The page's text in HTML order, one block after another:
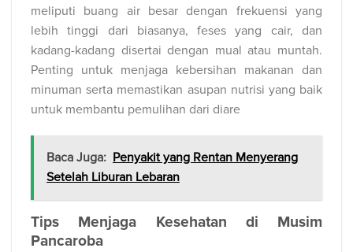
meliputi buang air besar dengan frekuensi yang
lebih tinggi dari biasanya, feses yang cair, dan
kadang-kadang disertai dengan mual atau muntah.
Penting untuk menjaga kebersihan makanan dan
minuman serta memastikan asupan nutrisi yang baik
untuk membantu pemulihan dari diare
Baca Juga: Penyakit yang Rentan Menyerang
Setelah Liburan Lebaran
Tips Menjaga Kesehatan di Musim
Pancaroba